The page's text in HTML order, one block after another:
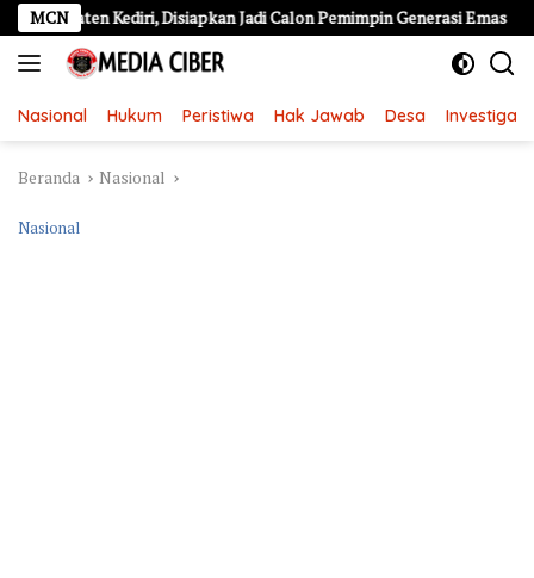
Langsung
ke
konten
MCN
Kediri, Disiapkan Jadi Calon Pemimpin Generasi Emas 77
Nasional Hukum Peristiwa Hak Jawab Desa Investigasi
Beranda Nasional
Nasional